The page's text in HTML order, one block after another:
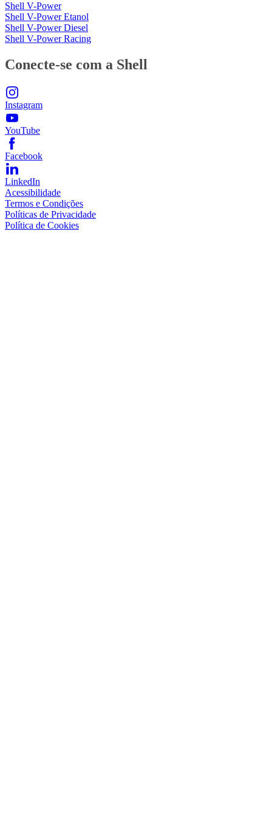
Shell V-Power
Shell V-Power Etanol
Shell V-Power Diesel
Shell V-Power Racing
Conecte-se com a Shell
Instagram
YouTube
Facebook
LinkedIn
Acessibilidade
Termos e Condições
Políticas de Privacidade
Política de Cookies